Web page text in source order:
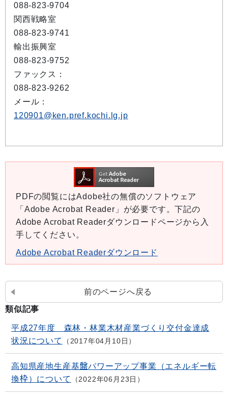
088-823-9704
関西戦略室
088-823-9741
輸出振興室
088-823-9752
ファックス：
088-823-9262
メール：
120901@ken.pref.kochi.lg.jp
PDFの閲覧にはAdobe社の無償のソフトウェア
「Adobe Acrobat Reader」が必要です。下記の
Adobe Acrobat Readerダウンロードページから入
手してください。
Adobe Acrobat Readerダウンロード
前のページへ戻る
類似記事
平成27年度 森林・林業木材産業づくり交付金達成
状況について
2017年04月10日
高知県産地生産基盤パワーアップ事業（エネルギー転
換枠）について
2022年06月23日